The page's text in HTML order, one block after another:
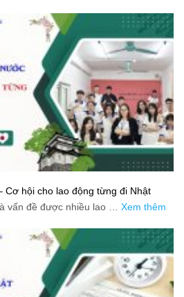
Cơ hội cho lao động từng đi Nhật
vấn đề được nhiều lao … Xem thêm